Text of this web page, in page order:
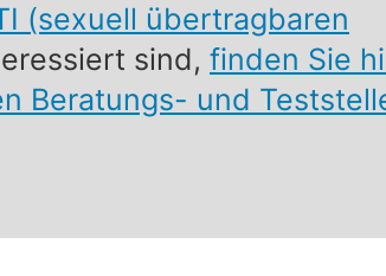
(sexuell übertragbaren
sind, finden Sie
Beratungs- und